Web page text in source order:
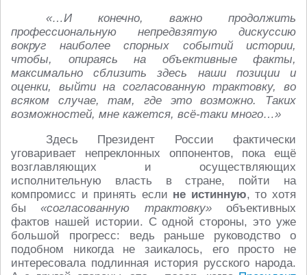
«…И конечно, важно продолжить
профессиональную непредвзятую дискуссию
вокруг наиболее спорных событий истории,
чтобы, опираясь на объективные факты,
максимально сблизить здесь наши позиции и
оценки, выйти на согласованную трактовку, во
всяком случае, там, где это возможно. Таких
возможностей, мне кажется, всё-таки много…»
Здесь Президент России фактически
уговаривает непреклонных оппонентов, пока ещё
возглавляющих и осуществляющих
исполнительную власть в стране, пойти на
компромисс и принять если не истинную, то хотя
бы«согласованную трактовку»объективных
фактов нашей истории. С одной стороны, это уже
большой прогресс: ведь раньше руководство о
подобном никогда не заикалось, его просто не
интересовала подлинная история русского народа.